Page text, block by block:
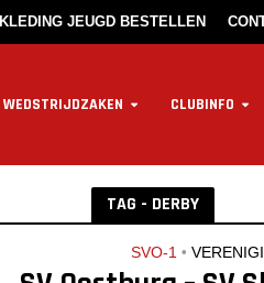
KLEDING JEUGD BESTELLEN
WEDSTRIJDZAKEN CLUBINFO
TAG - DERBY
SVO-1 •